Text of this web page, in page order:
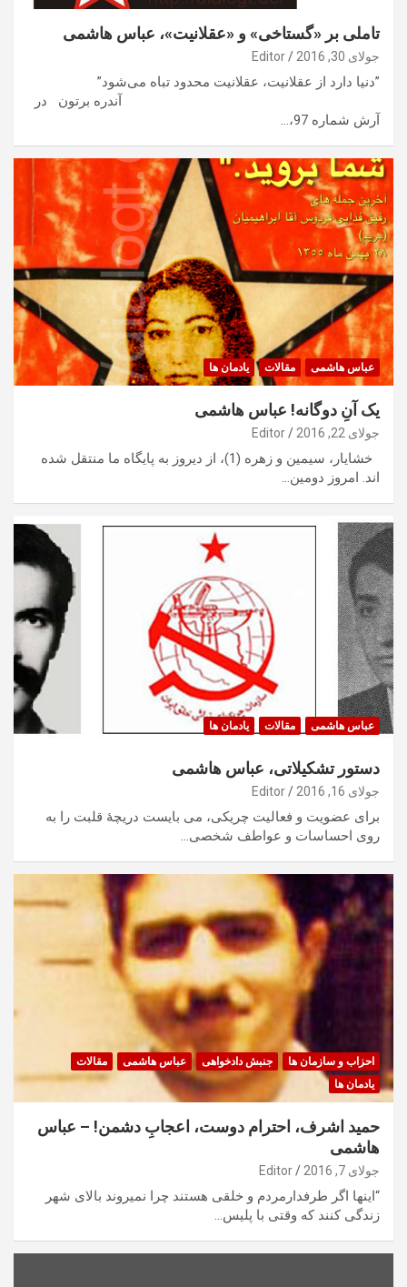
تاملی بر «گستاخی» و ‏‏«عقلانیت»‏، عباس هاشمی
جولای 30, 2016 Editor
‏”دنیا دارد از عقلانیت، عقلانیت محدود تباه می‌شود”‏
‏ آندره برتون ‏ در
آرش شماره 97،…
عباس هاشمی مقالات یادمان ها
یک آنِ دوگانه! عباس هاشمی
جولای 22, 2016 Editor
خشایار، سیمین و زهره (1)، از دیروز به پایگاه ما منتقل شده
اند. امروز دومین…
عباس هاشمی مقالات یادمان ها
دستور تشکیلاتی، عباس هاشمی
جولای 16, 2016 Editor
برای عضویت و فعالیت چریکی، می بایست دریچۀ قلبت را به
روی احساسات و عواطف شخصی…
احزاب و سازمان ها جنبش دادخواهی عباس هاشمی
مقالات
یادمان ها
حميد اشرف، احترام دوست، اعجابِ دشمن! – عباس
هاشمى
جولای 7, 2016 Editor
“اينها اگر طرفدارمردم و خلقى هستند چرا نميروند بالاى شهر
زندگى كنند كه وقتى با پليس…